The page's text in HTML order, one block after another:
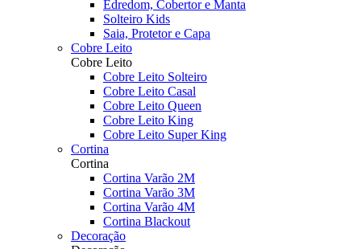
Edredom, Cobertor e Manta
Solteiro Kids
Saia, Protetor e Capa
Cobre Leito
Cobre Leito
Cobre Leito Solteiro
Cobre Leito Casal
Cobre Leito Queen
Cobre Leito King
Cobre Leito Super King
Cortina
Cortina
Cortina Varão 2M
Cortina Varão 3M
Cortina Varão 4M
Cortina Blackout
Decoração